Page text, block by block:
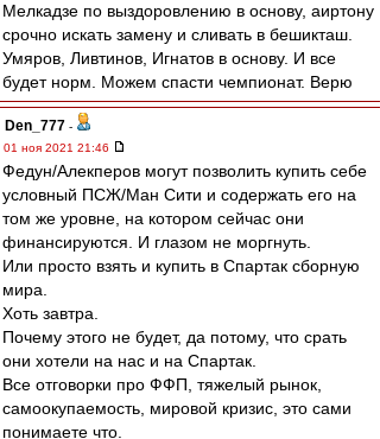
Мелкадзе по выздоровлению в основу, аиртону
срочно искать замену и сливать в бешикташ.
Умяров, Ливтинов, Игнатов в основу. И все
будет норм. Можем спасти чемпионат. Верю
Den_777 -
01 ноя 2021 21:46
Федун/Алекперов могут позволить купить себе
условный ПСЖ/Ман Сити и содержать его на
том же уровне, на котором сейчас они
финансируются. И глазом не моргнуть.
Или просто взять и купить в Спартак сборную
мира.
Хоть завтра.
Почему этого не будет, да потому, что срать
они хотели на нас и на Спартак.
Все отговорки про ФФП, тяжелый рынок,
самоокупаемость, мировой кризис, это сами
понимаете что.